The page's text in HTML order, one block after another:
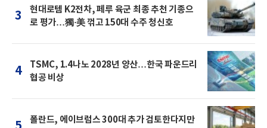
3
현대로템 K2전차, 페루 육군 최종 추천 기종으
로 평가…獨·美 꺾고 150대 수주 청신호
4
TSMC, 1.4나노 2028년 양산…한국 파운드리
협공 비상
폴란드, 에이브럼스 300대 추가 검토한다지만